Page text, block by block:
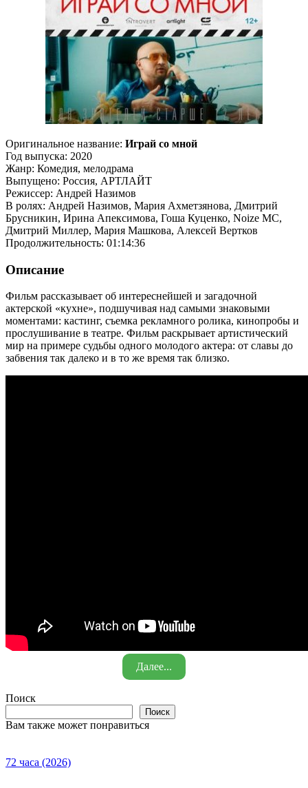
Оригинальное название: Играй со мной
Год выпуска: 2020
Жанр: Комедия, мелодрама
Выпущено: Россия, АРТЛАЙТ
Режиссер: Андрей Назимов
В ролях: Андрей Назимов, Мария Ахметзянова, Дмитрий
Брусникин, Ирина Апексимова, Гоша Куценко, Noize MC,
Дмитрий Миллер, Мария Машкова, Алексей Вертков
Продолжительность: 01:14:36
Описание
Фильм рассказывает об интереснейшей и загадочной
актерской «кухне», подшучивая над самыми знаковыми
моментами: кастинг, съемка рекламного ролика, кинопробы и
прослушивание в театре. Фильм раскрывает артистический
мир на примере судьбы одного молодого актера: от славы до
забвения так далеко и в то же время так близко.
Далее...
Поиск
Поиск
Вам также может понравиться
72 часа (2026)